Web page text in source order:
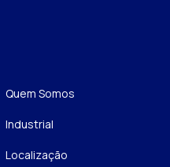
Quem Somos
Industrial
Localização